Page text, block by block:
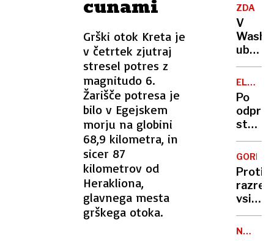
cunami
Grški otok Kreta je
v četrtek zjutraj
stresel potres z
magnitudo 6.
Žarišče potresa je
bilo v Egejskem
morju na globini
68,9 kilometra, in
sicer 87
kilometrov od
Herakliona,
glavnega mesta
grškega otoka.
briško,
in
dobro
ZDA
V
ubili
dva
HOTEL
BRDO
Po
stenic
vsak
dan
sobe
Proti
vsi
Gantar
NOVE